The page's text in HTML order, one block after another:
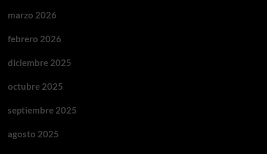
marzo 2026
febrero 2026
diciembre 2025
octubre 2025
septiembre 2025
agosto 2025